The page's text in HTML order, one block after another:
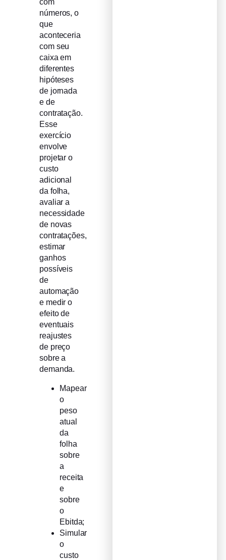
números, o
que
aconteceria
com seu
caixa em
diferentes
hipóteses
de jornada
e de
contratação.
Esse
exercício
envolve
projetar o
custo
adicional
da folha,
avaliar a
necessidade
de novas
contratações,
estimar
ganhos
possíveis
de
automação
e medir o
efeito de
eventuais
reajustes
de preço
sobre a
demanda.
Mapear
o
peso
atual
da
folha
sobre
a
receita
e
sobre
o
Ebitda;
Simular
o
custo